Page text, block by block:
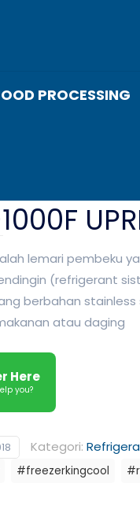
PROCESSING
lemari pembeku
(refrigerant
berbahan stainless
atau daging
Here
you?
Kategori:
#freezerkingcool